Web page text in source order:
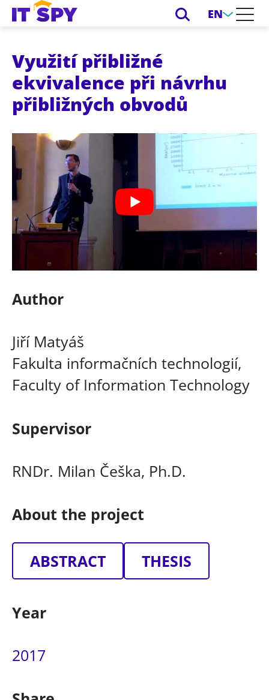
EN
Využití přibližné
ekvivalence při návrhu
přibližných obvodů
Author
Jiří Matyáš
Fakulta informačních technologií,
Faculty of Information Technology
Supervisor
RNDr. Milan Češka, Ph.D.
About the project
ABSTRACT THESIS
Year
2017